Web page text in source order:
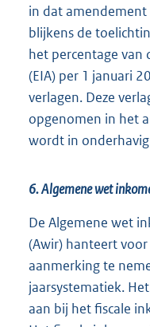
in dat
blijkens de
het percentage van
(EIA) per 1 januari
verlagen. Deze
opgenomen in het
wordt in
6. Algemene wet
De Algemene wet
(Awir) hanteert
aanmerking te
jaarsystematiek.
aan bij het fiscale